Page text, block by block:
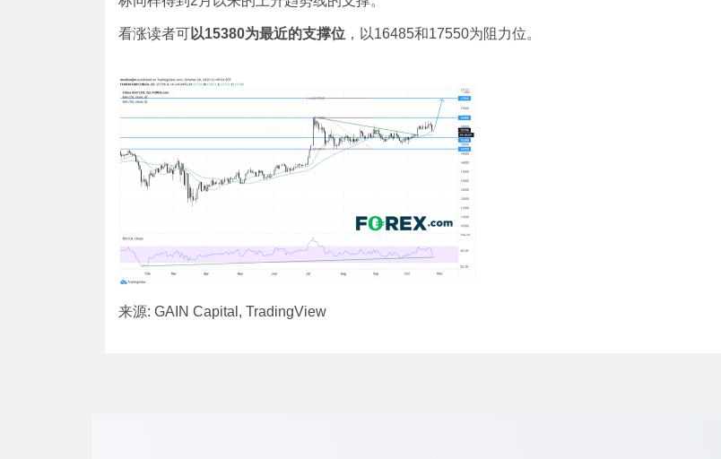
看涨读者可以15380为最近的支撑位 ，以16485和17550为阻力位。
来源: GAIN Capital, TradingView